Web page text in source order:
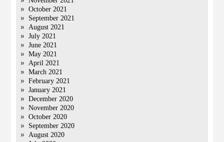
October 2021
September 2021
August 2021
July 2021
June 2021
May 2021
April 2021
March 2021
February 2021
January 2021
December 2020
November 2020
October 2020
September 2020
August 2020